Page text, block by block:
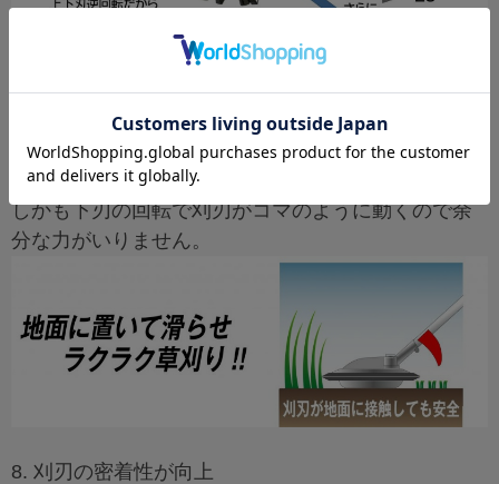
7. 地面につけて気軽に
低速回転なので刈刃を地面から浮かして刈る一枚刃
方式と比べて地面に置いて滑らすように刈れます。
しかも下刃の回転で刈刃がコマのように動くので余
分な力がいりません。
8. 刈刃の密着性が向上